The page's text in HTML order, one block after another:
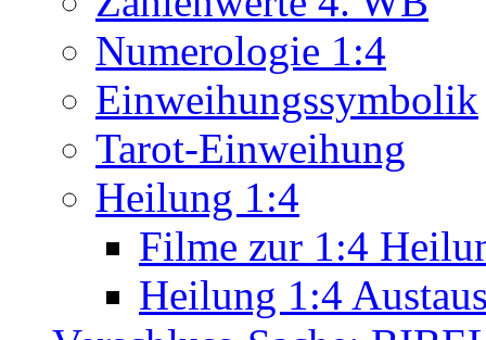
Numerologie 1:4
Einweihungssymbolik
Tarot-Einweihung
Heilung 1:4
Filme zur 1:4
Heilung 1:4